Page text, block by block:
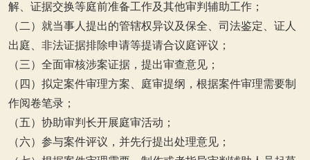
解、证据交换等庭前准备工作及其他审判辅助工作；
（二）就当事人提出的管辖权异议及保全、司法鉴定、证人
出庭、非法证据排除申请等提请合议庭评议；
（三）全面审核涉案证据，提出审查意见；
（四）拟定案件审理方案、庭审提纲，根据案件审理需要制
作阅卷笔录；
（五）协助审判长开展庭审活动；
（六）参与案件评议，并先行提出处理意见；